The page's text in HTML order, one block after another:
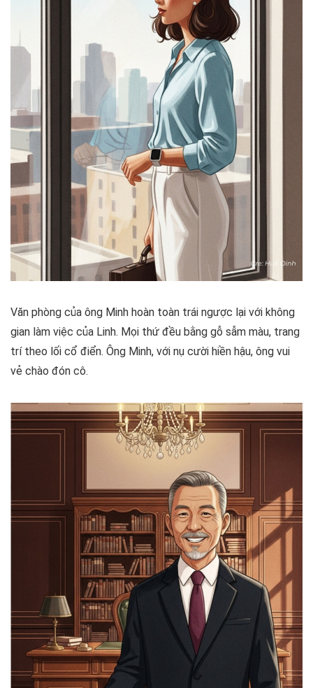
Văn phòng của ông Minh hoàn toàn trái ngược lại với không
gian làm việc của Linh. Mọi thứ đều bằng gỗ sẫm màu, trang
trí theo lối cổ điển. Ông Minh, với nụ cười hiền hậu, ông vui
vẻ chào đón cô.